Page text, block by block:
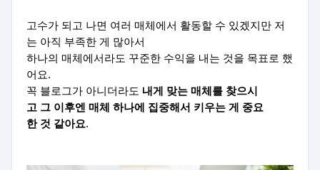
고수가 되고 나면 여러 매체에서 활동할 수 있겠지만 저
는 아직 부족한 게 많아서
하나의 매체에서라도 꾸준한 수익을 내는 것을 목표로 했
어요.
꼭 블로그가 아니더라도 내게 맞는 매체를 찾으시
고 그 이후엔 매체 하나에 집중해서 키우는 게 중요
한 것 같아요.